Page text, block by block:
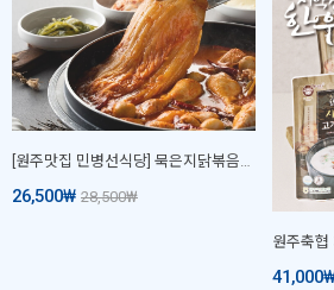
[원주맛집 민병선식당] 묵은지닭볶음탕국내산 밀키트 1~2인
26,500₩ 28,500₩
41,000